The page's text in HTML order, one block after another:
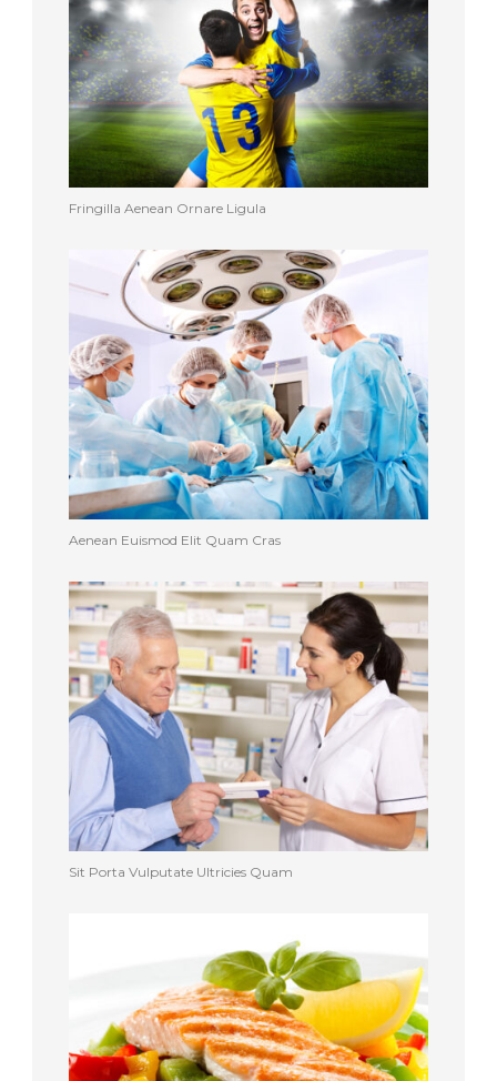
Fringilla Aenean Ornare Ligula
Aenean Euismod Elit Quam Cras
Sit Porta Vulputate Ultricies Quam